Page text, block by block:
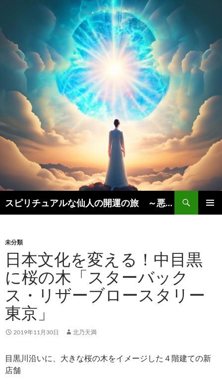
スピリチュアルな仙人の開運の旅 ～悪運を断ち、豊かな人生を引き寄せる秘訣実践法～
索
ン
ツ
へ
ス
キ
ッ
プ
未分類
日本文化を変える！中目黒
に桜の木「スターバック
ス・リザーブロースタリー
東京」
2019年11月30日 北乃天満
目黒川沿いに、大きな桜の木をイメージした４階建ての新
店舗